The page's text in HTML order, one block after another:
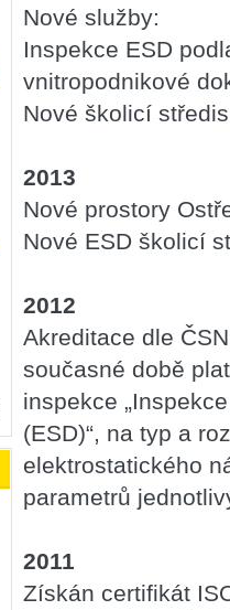
Nové služby:
Inspekce ESD
vnitropodnikové
Nové školicí
2013
Nové prostory
Nové ESD školicí
2012
Akreditace dle
současné době
inspekce
(ESD)“, na typ a
elektrostatického
parametrů
2011
Získán certifikát